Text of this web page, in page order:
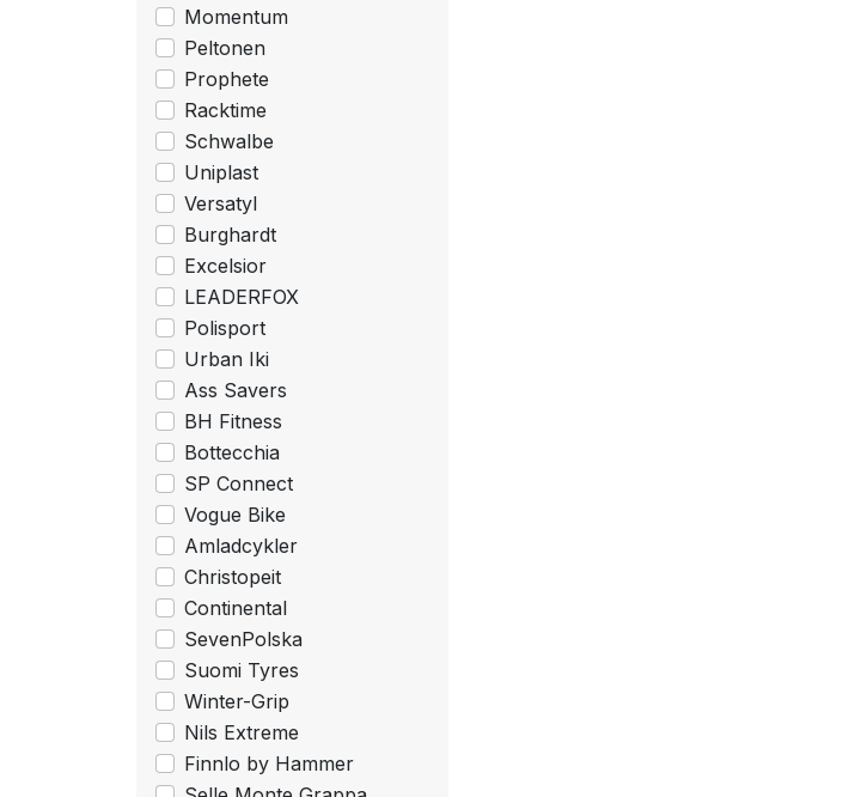
Momentum
Peltonen
Prophete
Racktime
Schwalbe
Uniplast
Versatyl
Burghardt
Excelsior
LEADERFOX
Polisport
Urban Iki
Ass Savers
BH Fitness
Bottecchia
SP Connect
Vogue Bike
Amladcykler
Christopeit
Continental
SevenPolska
Suomi Tyres
Winter-Grip
Nils Extreme
Finnlo by Hammer